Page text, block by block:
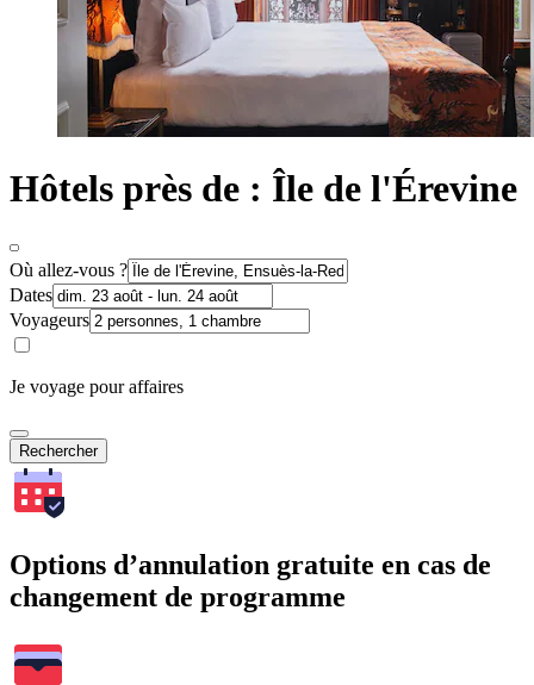
Hôtels près de : Île de l'Érevine
Où allez-vous ?
Dates
Voyageurs
Je voyage pour affaires
Rechercher
Options d’annulation gratuite en cas de
changement de programme